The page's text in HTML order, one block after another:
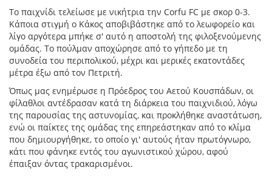
Το παιχνίδι τελείωσε με νικήτρια την Corfu FC με σκορ 0-3.
Κάποια στιγμή ο Κάκος αποβιβάστηκε από το λεωφορείο και
λίγο αργότερα μπήκε σ' αυτό η αποστολή της φιλοξενούμενης
ομάδας. Το πούλμαν αποχώρησε από το γήπεδο με τη
συνοδεία του περιπολικού, μέχρι και μερικές εκατοντάδες
μέτρα έξω από τον Πετριτή.
Όπως μας ενημέρωσε η Πρόεδρος του Αετού Κουσπάδων, οι
φίλαθλοι αντέδρασαν κατά τη διάρκεια του παιχνιδιού, λόγω
της παρουσίας της αστυνομίας, και προκλήθηκε αναστάτωση,
ενώ οι παίκτες της ομάδας της επηρεάστηκαν από το κλίμα
που δημιουργήθηκε, το οποίο γι' αυτούς ήταν πρωτόγνωρο,
κάτι που φάνηκε εντός του αγωνιστικού χώρου, αφού
έπαιξαν όντας τρακαρισμένοι.